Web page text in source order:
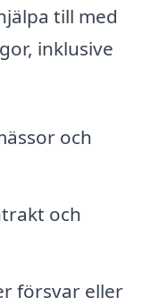
till med
inklusive
och
och
försvar eller